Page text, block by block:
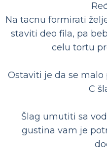
Na tacnu formirati
staviti deo fila, pa
celu tortu
Ostaviti je da se
C
Šlag umutiti sa
gustina vam je